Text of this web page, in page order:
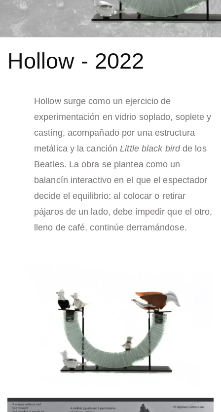
Hollow - 2022
Hollow surge como un ejercicio de
experimentación en vidrio soplado, soplete y
casting, acompañado por una estructura
metálica y la canciónLittle black birdde los
Beatles. La obra se plantea como un
balancín interactivo en el que el espectador
decide el equilibrio: al colocar o retirar
pájaros de un lado, debe impedir que el otro,
lleno de café, continúe derramándose.